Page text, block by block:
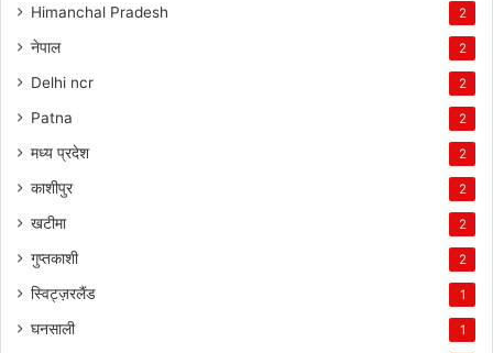
Himanchal Pradesh 2
नेपाल 2
Delhi ncr 2
Patna 2
मध्य प्रदेश 2
काशीपुर 2
खटीमा 2
गुप्तकाशी 2
स्विट्ज़रलैंड 1
घनसाली 1